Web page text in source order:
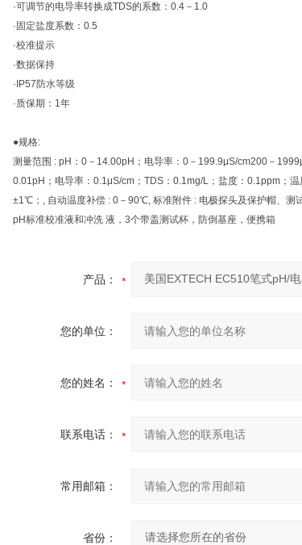
·可调节的电导率转换成TDS的系数：0.4－1.0
·固定盐度系数：0.5
·校准提示
·数据保持
·IP57防水等级
·质保期：1年
●规格:
测量范围 : pH：0－14.00pH；电导率：0－199.9μS/cm200－
0.01pH；电导率：0.1μS/cm；TDS：0.1mg/L；盐度：0.1ppm；
±1℃；, 自动温度补偿 : 0－90℃, 标准附件 : 电极探头及保护帽、测
pH标准校准液和冲洗 液，3个带盖测试杯，防倒基座，便携箱
产品：
您的单位：
您的姓名：
联系电话：
常用邮箱：
省份：